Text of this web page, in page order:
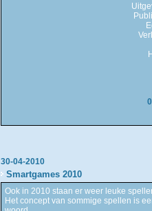
30-04-2010
Smartgames 2010
Ook in 2010 staan er weer leuke
Het concept van sommige spellen is